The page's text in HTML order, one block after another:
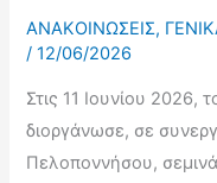
ΑΝΑΚΟΙΝΩΣΕΙΣ,
/12/06/2026
Στις 11 Ιουνίου 2026,
διοργάνωσε, σε
Πελοποννήσου,